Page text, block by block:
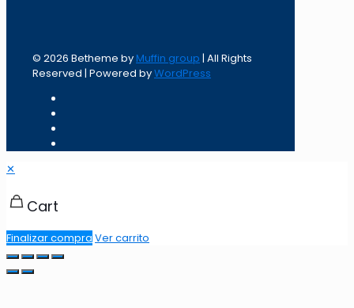
© 2026 Betheme by Muffin group | All Rights
Reserved | Powered byWordPress
✕
Cart
Finalizar compra Ver carrito